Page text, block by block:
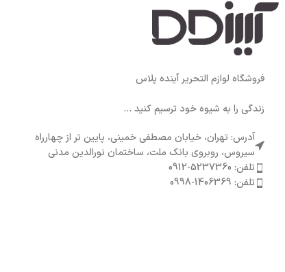
فروشگاه لوازم التحریر آینده پلاس
زندگی را به شیوه خود ترسیم کنید ...
آدرس: تهران، خیابان مصطفی خمینی، پایین تر از چهارراه
سیروس، روبروی بانک ملت، ساختمان نورالدین مدنی
تلفن: 5237360-0912
تلفن: 1406369-0998